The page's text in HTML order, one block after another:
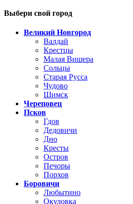
Выбери свой город
Великий Новгород
Валдай
Крестцы
Малая Вишера
Сольцы
Старая Русса
Чудово
Шимск
Череповец
Псков
Гдов
Дедовичи
Дно
Кресты
Остров
Печоры
Порхов
Боровичи
Любытино
Окуловка